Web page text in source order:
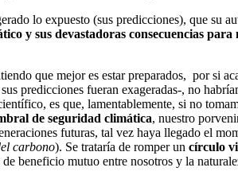
expuesto (sus predicciones), que su
y sus devastadoras consecuencias
que mejor es estar preparados, por si
predicciones fueran exageradas-, no
es que, lamentablemente, si no
de seguridad climática, nuestro
futuras, tal vez haya llegado el
carbono). Se trataría de romper un círculo
de beneficio mutuo entre nosotros y la